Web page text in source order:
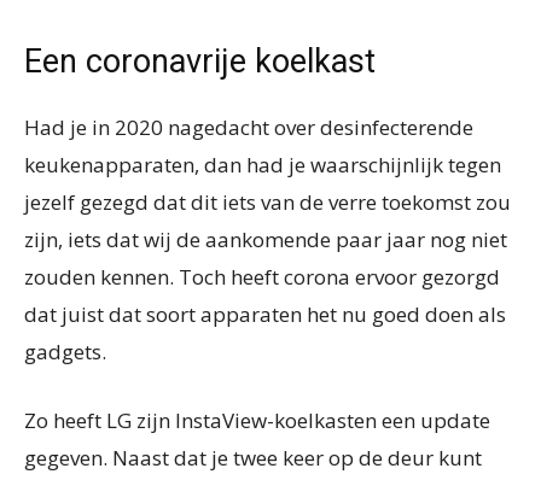
Een coronavrije koelkast
Had je in 2020 nagedacht over desinfecterende
keukenapparaten, dan had je waarschijnlijk tegen
jezelf gezegd dat dit iets van de verre toekomst zou
zijn, iets dat wij de aankomende paar jaar nog niet
zouden kennen. Toch heeft corona ervoor gezorgd
dat juist dat soort apparaten het nu goed doen als
gadgets.
Zo heeft LG zijn InstaView-koelkasten een update
gegeven. Naast dat je twee keer op de deur kunt